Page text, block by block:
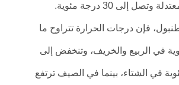
إلى 30 درجة مئوية.
فإن درجات الحرارة تتراوح ما
مئوية في الربيع والخريف، وتنخفض إلى
مئوية في الشتاء، بينما في الصيف ترتفع